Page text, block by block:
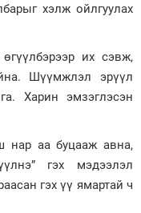
хэлж ойлгуулах
их сэвж,
Шүүмжлэл эрүүл
Харин эмзэглэсэн
нар аа буцааж авна,
гэх мэдээлэл
гэх үү ямартай ч